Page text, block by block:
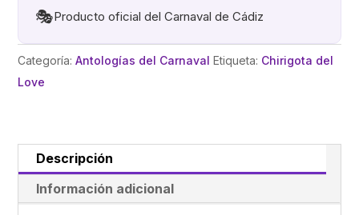
🎭Producto oficial del Carnaval de Cádiz
Categoría:Antologías del Carnaval Etiqueta: Chirigota del
Love
Descripción
Información adicional